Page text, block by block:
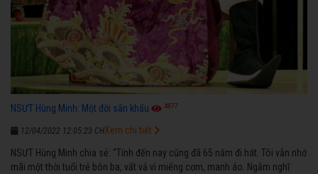
NSƯT Hùng Minh: Một đời sân khấu 4877
12/04/2022 12:05:23 CH
NSƯT Hùng Minh chia sẻ: “Tính đến nay cũng đã 65 năm đi hát. Tôi vẫn nhớ
mãi một thời tuổi trẻ bôn ba, vất vả vì miếng cơm, manh áo. Ngẫm nghĩ
Xem chi tiết